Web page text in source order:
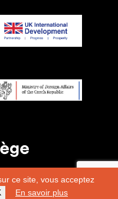
ce site, vous acceptez
En savoir plus